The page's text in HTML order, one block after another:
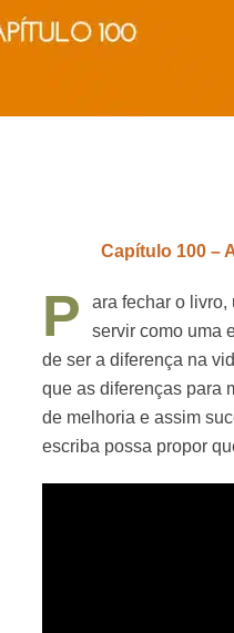
Capítulo 100 –
P
ara fechar o livro,
servir como uma
de ser a diferença na
que as diferenças para
de melhoria e assim
escriba possa propor